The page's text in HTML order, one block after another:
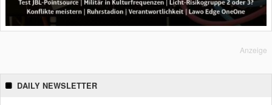
Anzeige
DAILY NEWSLETTER